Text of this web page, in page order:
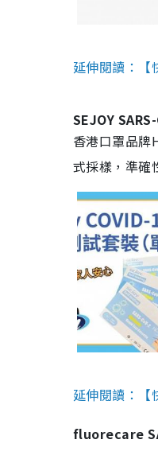
延伸閱讀：【
SEJOY
香港口罩品牌
式採樣，準確
延伸閱讀：【
fluorecare